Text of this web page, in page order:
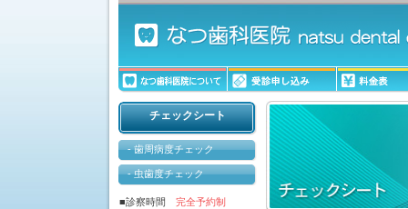
チェックシート
- 歯周病度チェック
- 虫歯度チェック
■診察時間 完全予約制